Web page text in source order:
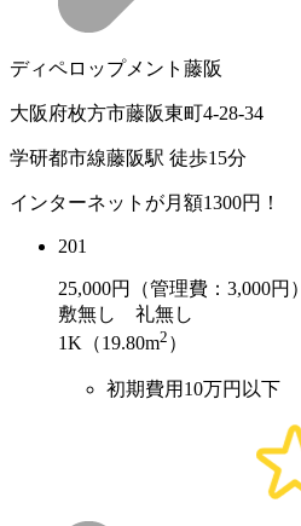
ディペロップメント藤阪
大阪府枚方市藤阪東町4-28-34
学研都市線藤阪駅 徒歩15分
インターネットが月額1300円！
201
25,000円（管理費：3,000円）
敷無し 礼無し
1K（19.80m2 ）
初期費用10万円以下